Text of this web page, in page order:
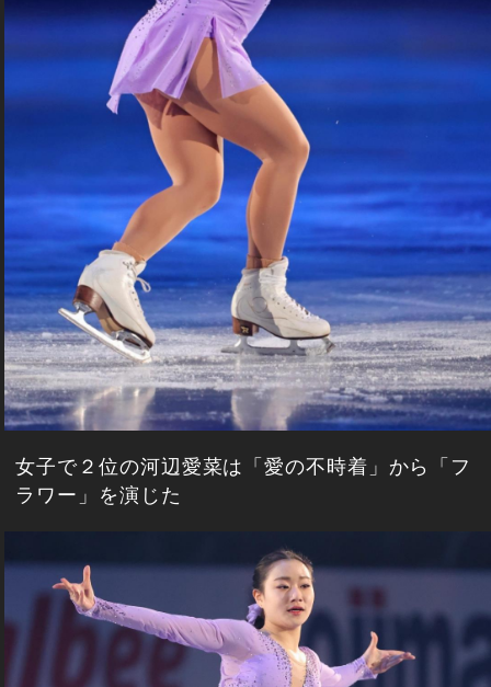
女子で２位の河辺愛菜は「愛の不時着」から「フ
ラワー」を演じた